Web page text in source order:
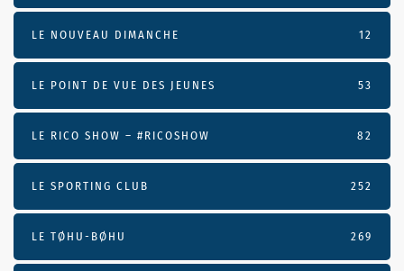
LE NOUVEAU DIMANCHE 12
LE POINT DE VUE DES JEUNES 53
LE RICO SHOW – #RICOSHOW 82
LE SPORTING CLUB 252
LE TØHU-BØHU 269